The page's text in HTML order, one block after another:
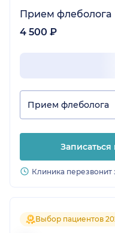
Прием флеболога
4 500 ₽
Прием флеболога
Клиника перезвонит
Выбор пациентов